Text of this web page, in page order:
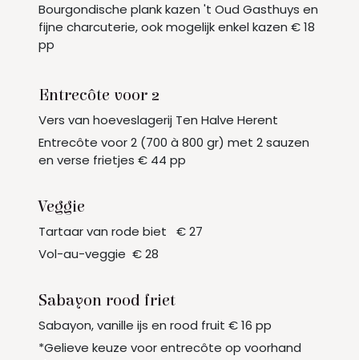
Bourgondische plank kazen 't Oud Gasthuys en
fijne charcuterie, ook mogelijk enkel kazen € 18
pp
Entrecôte voor 2
Vers van hoeveslagerij Ten Halve Herent
Entrecôte voor 2 (700 à 800 gr) met 2 sauzen
en verse frietjes € 44 pp
Veggie
Tartaar van rode biet € 27
Vol-au-veggie € 28
Sabayon rood friet
Sabayon, vanille ijs en rood fruit € 16 pp
*Gelieve keuze voor entrecôte op voorhand